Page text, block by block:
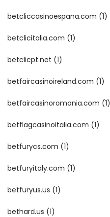
betcliccasinoespana.com (1)
betclicitalia.com (1)
betclicpt.net (1)
betfaircasinoireland.com (1)
betfaircasinoromania.com (1)
betflagcasinoitalia.com (1)
betfurycs.com (1)
betfuryitaly.com (1)
betfuryus.us (1)
bethard.us (1)